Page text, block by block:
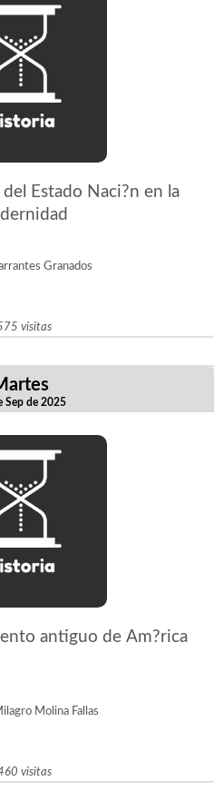
Estado Naci?n en la
Granados
visitas
Sep de 2025
antiguo de Am?rica
Molina Fallas
visitas